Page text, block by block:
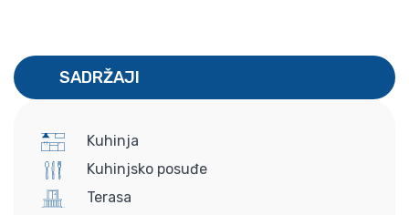
SADRŽAJI
Kuhinja
Kuhinjsko posuđe
Terasa